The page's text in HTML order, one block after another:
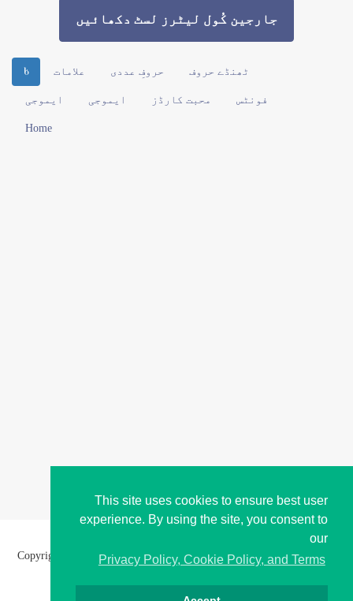
This site uses cookies to ensure best user
experience. By using the site, you consent to
our
Privacy Policy, Cookie Policy, and Terms
جارجین کُول لیٹرز لسٹ دکھائیں
Ⴞ علامات حروفِ عددی ٹھنڈے حروف
ایموجی ایموجی محبت کارڈز فونٹس
Home
Copyright © i2Symbol 2011-2026,Sciweavers LLC, USA.194